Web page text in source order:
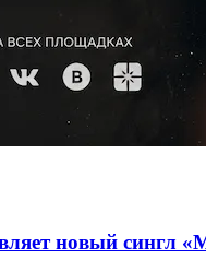
новый сингл